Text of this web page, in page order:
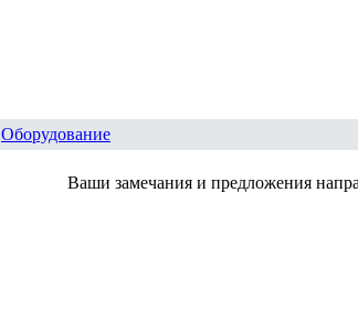
Оборудование
Ваши замечания и предложения